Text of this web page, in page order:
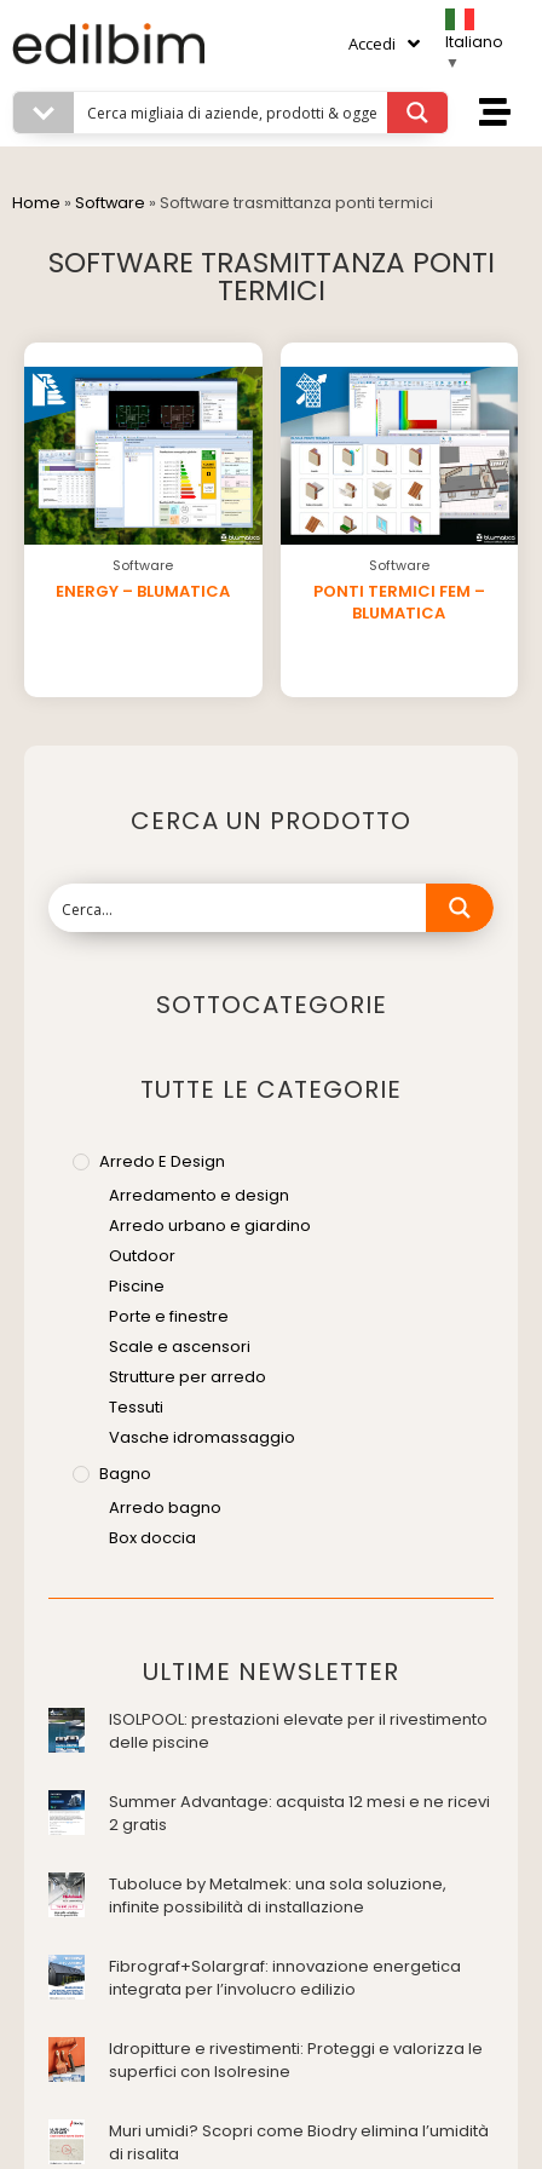
Accedi
Italiano
▼
Home » Software » Software trasmittanza ponti termici
SOFTWARE TRASMITTANZA PONTI
TERMICI
Software
ENERGY – BLUMATICA
Software
PONTI TERMICI FEM –
BLUMATICA
CERCA UN PRODOTTO
SOTTOCATEGORIE
TUTTE LE CATEGORIE
Arredo E Design
Arredamento e design
Arredo urbano e giardino
Outdoor
Piscine
Porte e finestre
Scale e ascensori
Strutture per arredo
Tessuti
Vasche idromassaggio
Bagno
Arredo bagno
Box doccia
Placche di comando per wc
Domotica Ed Impianti Elettrici
Edilizia
Antincendio e sicurezza
Attrezzature manuali
Cappe d'aspirazione
Consolidamento
Deumidificazione
Energie rinnovabili
Ferramenta e fissaggi
Impianti idrici e depurazione
Impianti termici e climatizzazione
ULTIME NEWSLETTER
ISOLPOOL: prestazioni elevate per il rivestimento
delle piscine
Summer Advantage: acquista 12 mesi e ne ricevi
2 gratis
Tuboluce by Metalmek: una sola soluzione,
infinite possibilità di installazione
Fibrograf+Solargraf: innovazione energetica
integrata per l’involucro edilizio
Idropitture e rivestimenti: Proteggi e valorizza le
superfici con Isolresine
Muri umidi? Scopri come Biodry elimina l’umidità
di risalita